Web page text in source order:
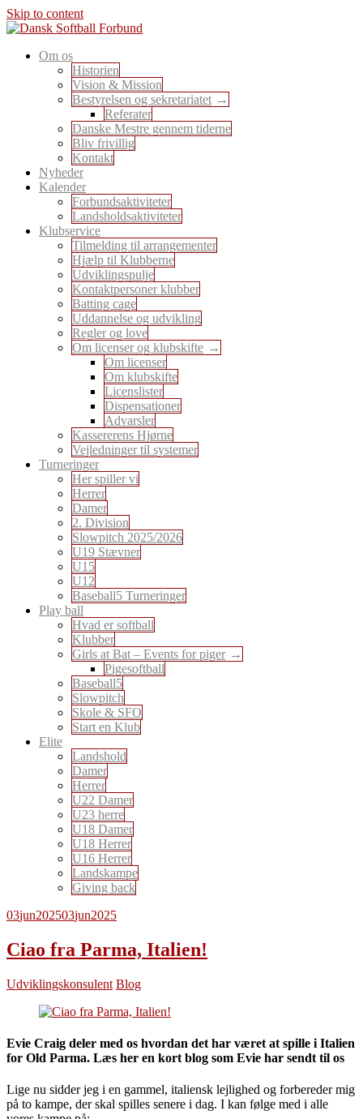
Skip to content
Dansk Softball Forbund
En sport for alle
Om os
Historien
Vision & Mission
Bestyrelsen og sekretariatet
Referater
Danske Mestre gennem tiderne
Bliv frivillig
Kontakt
Nyheder
Kalender
Forbundsaktiviteter
Landsholdsaktiviteter
Klubservice
Tilmelding til arrangementer
Hjælp til Klubberne
Udviklingspulje
Kontaktpersoner klubber
Batting cage
Uddannelse og udvikling
Regler og love
Om licenser og klubskifte
Om licenser
Om klubskifte
Licenslister
Dispensationer
Advarsler
Kassererens Hjørne
Vejledninger til systemer
Turneringer
Her spiller vi
Herrer
Damer
2. Division
Slowpitch 2025/2026
U19 Stævner
U15
U12
Baseball5 Turneringer
Play ball
Hvad er softball
Klubber
Girls at Bat – Events for piger
Pigesoftball
Baseball5
Slowpitch
Skole & SFO
Start en Klub
Elite
Landshold
Damer
Herrer
U22 Damer
U23 herre
U18 Damer
U18 Herrer
U16 Herrer
Landskampe
Giving back
03jun202503jun2025
Ciao fra Parma, Italien!
Udviklingskonsulent Blog
Evie Craig deler med os hvordan det har været at spille i Italien
for Old Parma. Læs her en kort blog som Evie har sendt til os
Lige nu sidder jeg i en gammel, italiensk lejlighed og forbereder mig
på to kampe, der skal spilles senere i dag. I kan følge med i alle